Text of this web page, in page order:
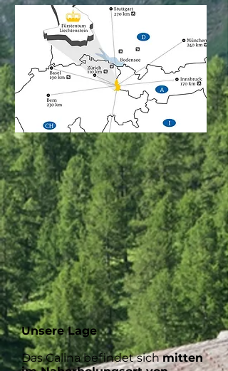
Unsere Lage
Das Galina befindet sichmitten